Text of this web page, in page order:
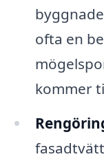
ofta en
kommer